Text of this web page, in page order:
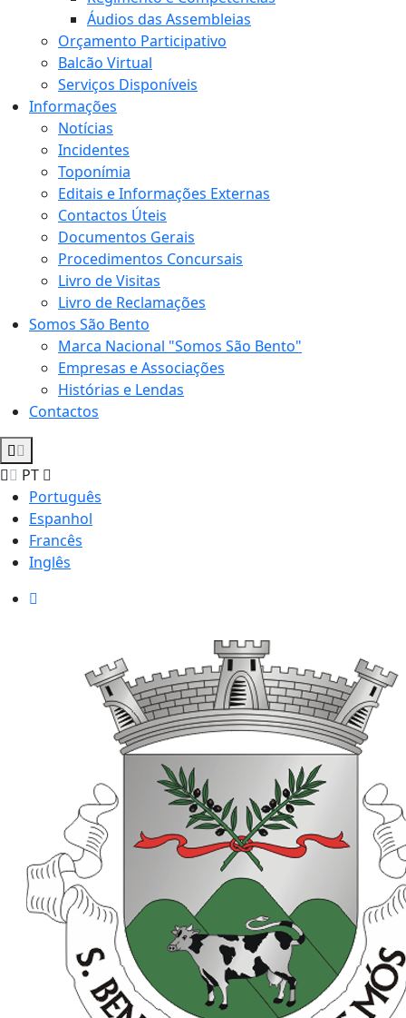
Áudios das Assembleias
Orçamento Participativo
Balcão Virtual
Serviços Disponíveis
Informações
Notícias
Incidentes
Toponímia
Editais e Informações Externas
Contactos Úteis
Documentos Gerais
Procedimentos Concursais
Livro de Visitas
Livro de Reclamações
Somos São Bento
Marca Nacional "Somos São Bento"
Empresas e Associações
Histórias e Lendas
Contactos
PT
Português
Espanhol
Francês
Inglês